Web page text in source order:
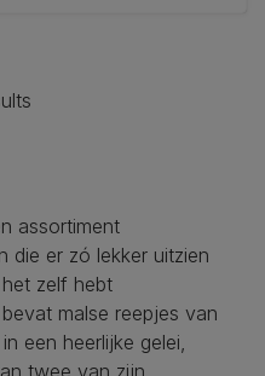
assortiment
die er zó lekker uitzien
zelf hebt
malse reepjes van
een heerlijke gelei,
twee van zijn